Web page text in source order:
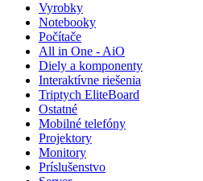
Vyrobky
Notebooky
Počítače
All in One - AiO
Diely a komponenty
Interaktívne riešenia
Triptych EliteBoard
Ostatné
Mobilné telefóny
Projektory
Monitory
Príslušenstvo